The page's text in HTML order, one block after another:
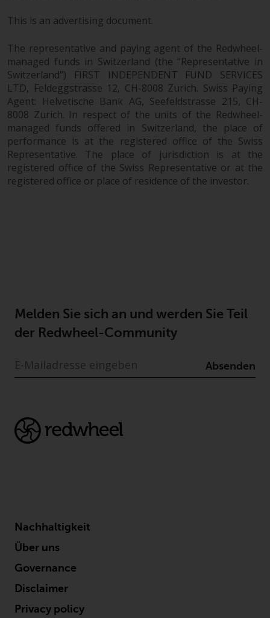
enthaltenen Informationen
Verfügung gestellt, können ohne
Vorankündigung geändert
werden und es wird keine
Garantie hinsichtlich ihrer
Genauigkeit, Vollständigkeit oder
Eignung für einen bestimmten
Zweck übernommen. Redwheel
hat seine eigenen Ansichten und
Meinungen auf dieser Website
(oder denen seiner verbundenen
Website enthaltenen
Informationen verlassen.
Haftung
sicherzustellen, dass die
Informationen auf dieser Website
Unternehmen die
Angemessenheit, Genauigkeit
Informationen und übernehmen
keine Haftung, die sich aus dem
Auslassung in, oder Verwendung
This is an advertising document.
The representative and paying agent of the Redwheel-
managed funds in Switzerland (the “Representative in
Switzerland”) FIRST INDEPENDENT FUND SERVICES
LTD, Feldeggstrasse 12, CH-8008 Zurich. Swiss Paying
Agent: Helvetische Bank AG, Seefeldstrasse 215, CH-
8008 Zurich. In respect of the units of the Redwheel-
managed funds offered in Switzerland, the place of
performance is at the registered office of the Swiss
Representative. The place of jurisdiction is at the
registered office of the Swiss Representative or at the
registered office or place of residence of the investor.
Melden Sie sich an und werden Sie Teil
der Redwheel-Community
Absenden
Nachhaltigkeit
Über uns
Governance
Disclaimer
Privacy policy